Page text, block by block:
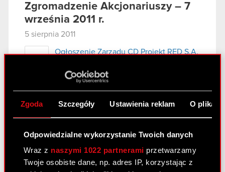
Zgoda Szczegóły Ustawienia reklam O
Odpowiedzialne wykorzystanie Twoich danych
Wraz z naszymi 1022 partnerami przetwarzamy
Twoje osobiste dane, np. adres IP, korzystając z
Zgromadzenie Akcjonariuszy – 7
września 2011 r.
5 sierpnia 2011
Ogłoszenie Zarządu CD Projekt RED S.A.
Zgromadzenia
Projekty uchwał Nadzwyczajnego
Walnego Zgromadzenia CD Projekt RED
S.A. zwołanego na dzień 7 września 2011
PDF
wykonywania prawa głosu przez
pełnomocnika